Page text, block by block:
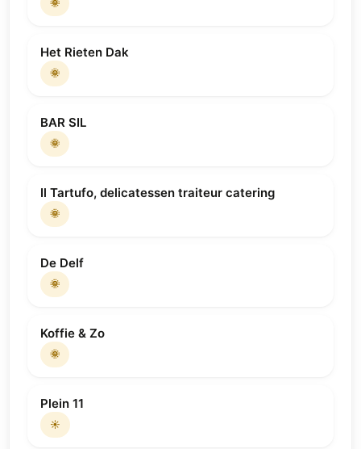
🌞
Het Rieten Dak
🌞
BAR SIL
🌞
Il Tartufo, delicatessen traiteur catering
🌞
De Delf
🌞
Koffie & Zo
🌞
Plein 11
☀️